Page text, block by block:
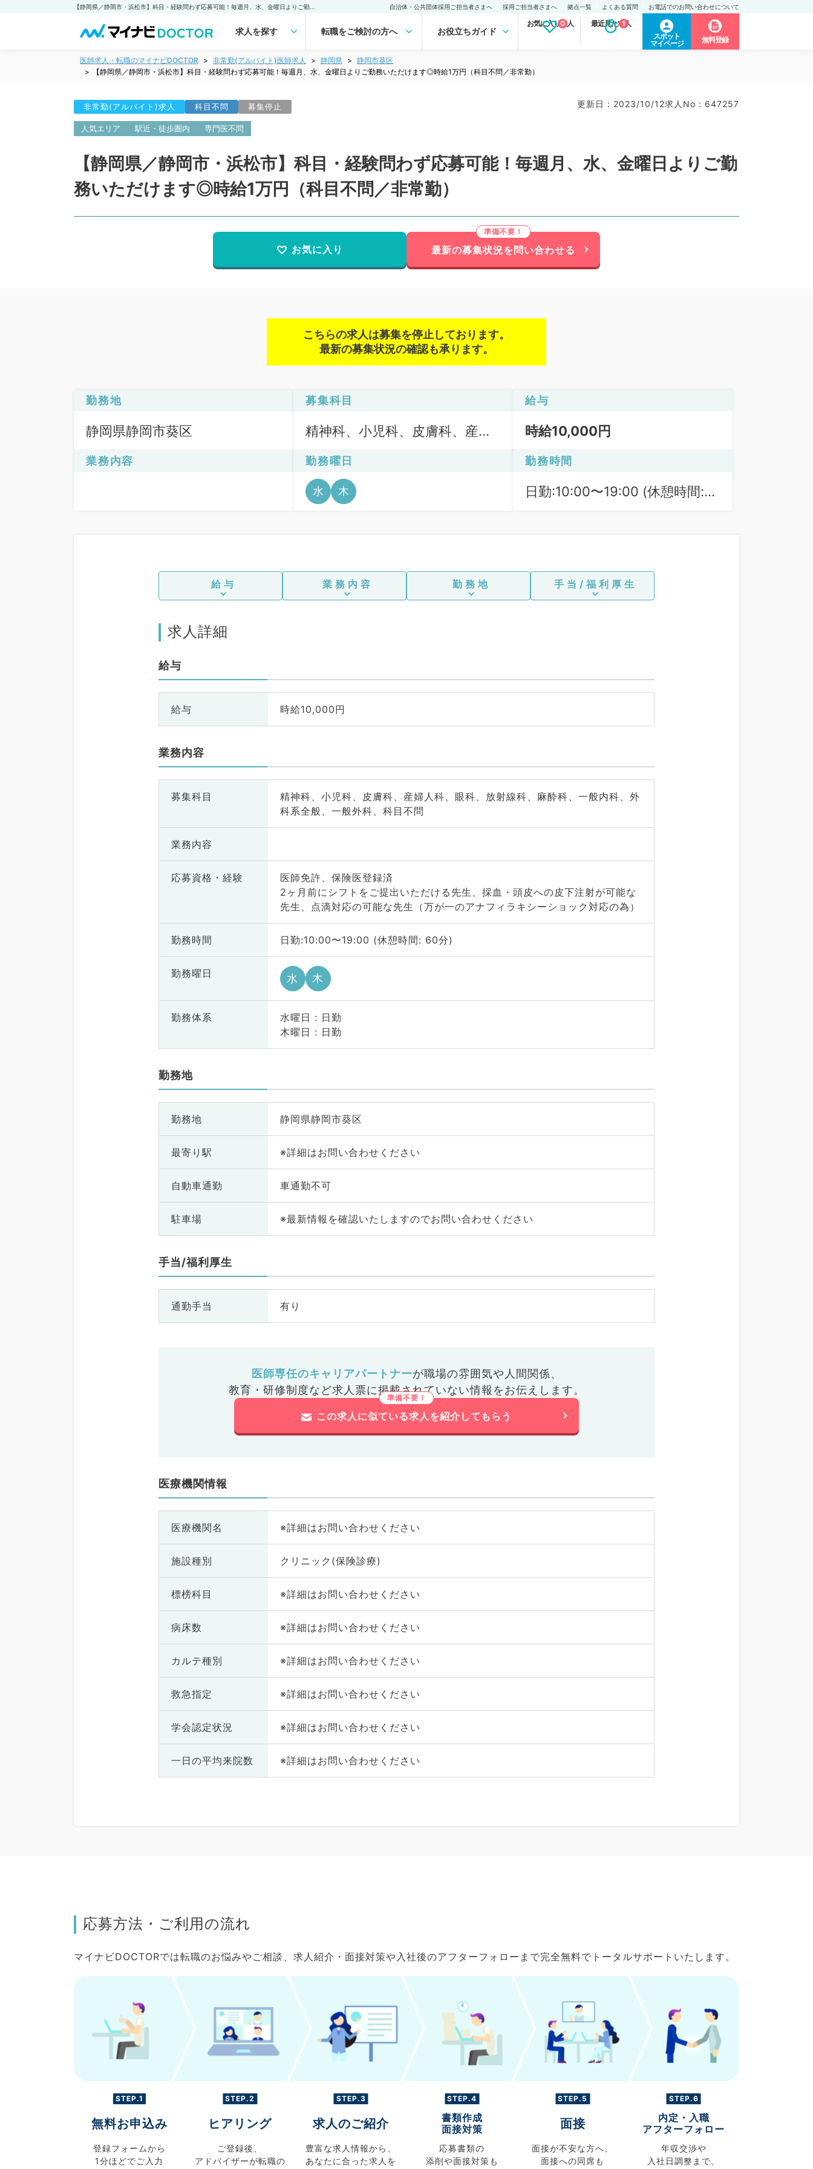
自治体・公共団体採用ご担当者さまへ 採用ご担当者さまへ 拠点一覧 よくある質問 お電話でのお問い合わせについて
求人を探す 転職をご検討の方へ お役立ちガイド
お気に入り求人
0 最近見た求人
1
スポット
マイページ
無料登録
医師求人・転職のマイナビDOCTOR 非常勤(アルバイト)医師求人 静岡県
静岡市葵区
【静岡県／静岡市・浜松市】科目・経験問わず応募可能！毎週月、水、金曜日よりご勤務いただけます◎時給1万円（科目不問／非常勤）
非常勤(アルバイト)求人 科目不問 募集停止 更新日 : 2023/10/12求人No : 647257
人気エリア 駅近・徒歩圏内 専門医不問
【静岡県／静岡市・浜松市】科目・経験問わず応募可能！毎週月、水、金曜日よりご勤
務いただけます◎時給1万円（科目不問／非常勤）
お気に入り 最新の募集状況を問い合わせる
こちらの求人は募集を停止しております。
最新の募集状況の確認も承ります。
勤務地
静岡県静岡市葵区
募集科目
精神科、小児科、皮膚科、産婦
科、一般内科、外科系全般、一
般外科、科目不問
給与
時給10,000円
業務内容 勤務曜日
水 木
勤務時間
日勤:10:00〜19:00 (休憩時間:
給与 業務内容 勤務地 手当/福利厚生
求人詳細
給与
給与 時給10,000円
業務内容
募集科目
精神科、小児科、皮膚科、産婦人科、眼科、放射線科、麻酔科、一般内科、外
科系全般、一般外科、科目不問
業務内容
応募資格・ 経験
医師免許、保険医登録済
2ヶ月前にシフトをご提出いただける先生、採血・頭皮への皮下注射が可能な
先生、点滴対応の可能な先生（万が一のアナフィラキシーショック対応の為）
勤務時間 日勤:10:00〜19:00 (休憩時間: 60分)
勤務曜日 水 木
勤務体系
水曜日 : 日勤
木曜日 : 日勤
勤務地
勤務地 静岡県静岡市葵区
最寄り駅 ※詳細はお問い合わせください
自動車通勤 車通勤不可
駐車場 ※最新情報を確認いたしますのでお問い合わせください
手当/福利厚生
通勤手当 有り
医師専任のキャリアパートナーが職場の雰囲気や人間関係、
教育・研修制度など求人票に掲載されていない情報をお伝えします。
この求人に似ている求人を紹介してもらう
医療機関情報
医療機関名 ※詳細はお問い合わせください
施設種別 クリニック(保険診療)
標榜科目 ※詳細はお問い合わせください
病床数 ※詳細はお問い合わせください
カルテ種別 ※詳細はお問い合わせください
救急指定 ※詳細はお問い合わせください
学会認定状況 ※詳細はお問い合わせください
一日の平均来院数 ※詳細はお問い合わせください
応募方法・ご利用の流れ
マイナビDOCTORでは転職のお悩みやご相談、求人紹介・面接対策や入社後のアフターフォローまで完全無料でトータルサポートいたします。
STEP.1
無料お申込み
登録フォームから
1分ほどでご入力
STEP.2
ヒアリング
ご登録後、
アドバイザーが転職の
STEP.3
求人のご紹介
豊富な求人情報から、
あなたに合った求人を
STEP.4
書類作成
面接対策
応募書類の
添削や面接対策も
STEP.5
面接
面接が不安な方へ、
面接への同席も
STEP.6
内定・入職
アフターフォロー
年収交渉や
入社日調整まで、